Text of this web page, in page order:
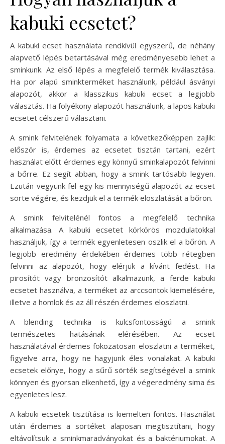
kabuki ecsetet?
A kabuki ecset használata rendkívül egyszerű, de néhány
alapvető lépés betartásával még eredményesebb lehet a
sminkunk. Az első lépés a megfelelő termék kiválasztása.
Ha por alapú sminkterméket használunk, például ásványi
alapozót, akkor a klasszikus kabuki ecset a legjobb
választás. Ha folyékony alapozót használunk, a lapos kabuki
ecsetet célszerű választani.
A smink felvitelének folyamata a következőképpen zajlik:
először is, érdemes az ecsetet tisztán tartani, ezért
használat előtt érdemes egy könnyű sminkalapozót felvinni
a bőrre. Ez segít abban, hogy a smink tartósabb legyen.
Ezután vegyünk fel egy kis mennyiségű alapozót az ecset
sörte végére, és kezdjük el a termék eloszlatását a bőrön.
A smink felvitelénél fontos a megfelelő technika
alkalmazása. A kabuki ecsetet körkörös mozdulatokkal
használjuk, így a termék egyenletesen oszlik el a bőrön. A
legjobb eredmény érdekében érdemes több rétegben
felvinni az alapozót, hogy elérjük a kívánt fedést. Ha
pirosítót vagy bronzosítót alkalmazunk, a ferde kabuki
ecsetet használva, a terméket az arccsontok kiemelésére,
illetve a homlok és az áll részén érdemes eloszlatni.
A blending technika is kulcsfontosságú a smink
természetes hatásának elérésében. Az ecset
használatával érdemes fokozatosan eloszlatni a terméket,
figyelve arra, hogy ne hagyjunk éles vonalakat. A kabuki
ecsetek előnye, hogy a sűrű sörték segítségével a smink
könnyen és gyorsan elkenhető, így a végeredmény sima és
egyenletes lesz.
A kabuki ecsetek tisztítása is kiemelten fontos. Használat
után érdemes a sörtéket alaposan megtisztítani, hogy
eltávolítsuk a sminkmaradványokat és a baktériumokat. A